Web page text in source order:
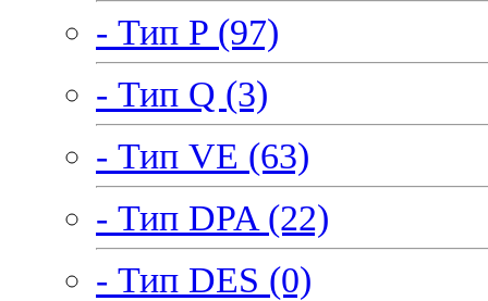
- Тип P (97)
- Тип Q (3)
- Тип VE (63)
- Тип DPA (22)
- Тип DES (0)